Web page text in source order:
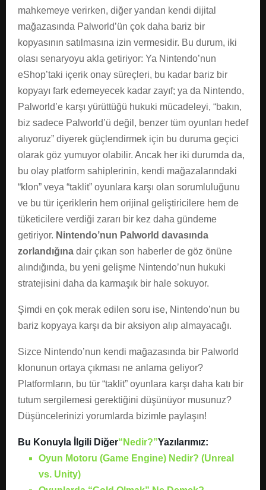
mahkemeye verirken, diğer yandan kendi dijital
mağazasında Palworld’ün çok daha bariz bir
kopyasının satılmasına izin vermesidir. Bu durum, iki
olası senaryoyu akla getiriyor: Ya Nintendo’nun
eShop’taki içerik onay süreçleri, bu kadar bariz bir
kopyayı fark edemeyecek kadar zayıf; ya da Nintendo,
Palworld’e karşı yürüttüğü hukuki mücadeleyi, “bakın,
biz sadece Palworld’ü değil, benzer tüm oyunları hedef
alıyoruz” diyerek güçlendirmek için bu duruma geçici
olarak göz yumuyor olabilir. Ancak her iki durumda da,
bu olay platform sahiplerinin, kendi mağazalarındaki
“klon” veya “taklit” oyunlara karşı olan sorumluluğunu
ve bu tür içeriklerin hem orijinal geliştiricilere hem de
tüketicilere verdiği zararı bir kez daha gündeme
getiriyor. Nintendo’nun Palworld davasında
zorlandığına dair çıkan son haberler de göz önüne
alındığında, bu yeni gelişme Nintendo’nun hukuki
stratejisini daha da karmaşık bir hale sokuyor.
Şimdi en çok merak edilen soru ise, Nintendo’nun bu
bariz kopyaya karşı da bir aksiyon alıp almayacağı.
Sizce Nintendo’nun kendi mağazasında bir Palworld
klonunun ortaya çıkması ne anlama geliyor?
Platformların, bu tür “taklit” oyunlara karşı daha katı bir
tutum sergilemesi gerektiğini düşünüyor musunuz?
Düşüncelerinizi yorumlarda bizimle paylaşın!
Bu Konuyla İlgili Diğer“Nedir?”Yazılarımız:
Oyun Motoru (Game Engine) Nedir? (Unreal
vs. Unity)